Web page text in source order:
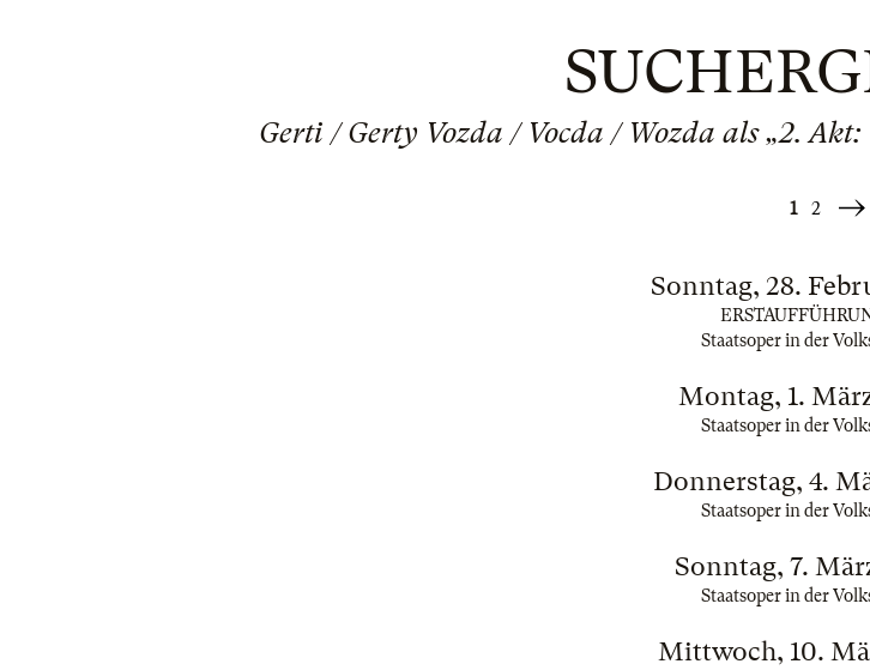
Gerti / Gerty Vozda / Vocda / Wozda als „2.
1 2
Sonntag, 28.
Staatsoper in der
Montag, 1.
Staatsoper in der
Donnerstag, 4.
Staatsoper in der
Sonntag, 7.
Staatsoper in der
Mittwoch, 10.